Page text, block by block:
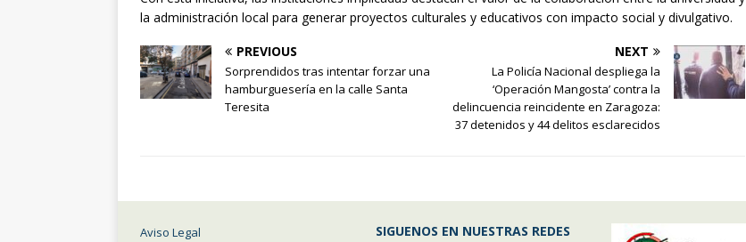
la administración local para generar proyectos culturales y educativos con impacto social y divulgativo.
PREVIOUS
Sorprendidos tras intentar forzar una
hamburguesería en la calle Santa
Teresita
NEXT
La Policía Nacional despliega la
‘Operación Mangosta’ contra la
delincuencia reincidente en Zaragoza:
37 detenidos y 44 delitos esclarecidos
Aviso Legal
SIGUENOS EN NUESTRAS REDES